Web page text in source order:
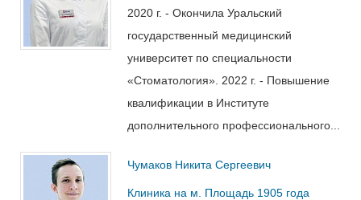
2020 г. - Окончила Уральский
государственный медицинский
университет по специальности
«Стоматология». 2022 г. - Повышение
квалификации в Институте
дополнительного профессионального...
Чумаков Никита Сергеевич
Клиника на м. Площадь 1905 года